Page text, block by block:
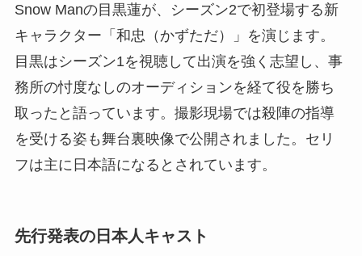
Snow Manの目黒蓮が、シーズン2で初登場する新
キャラクター「和忠（かずただ）」を演じます。
目黒はシーズン1を視聴して出演を強く志望し、事
務所の忖度なしのオーディションを経て役を勝ち
取ったと語っています。撮影現場では殺陣の指導
を受ける姿も舞台裏映像で公開されました。セリ
フは主に日本語になるとされています。
先行発表の日本人キャスト